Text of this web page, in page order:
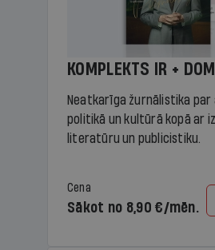
KOMPLEKTS IR +
Neatkarīga žurnālistika par
politikā un kultūrā kopā ar
literatūru un publicistiku.
Cena
Sākot no 8,90 €/mēn.